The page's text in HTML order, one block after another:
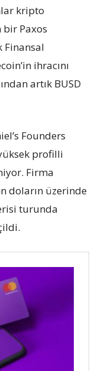
kripto
bir Paxos
Finansal
ihracını
artık BUSD
Founders
profilli
Firma
doların üzerinde
turunda